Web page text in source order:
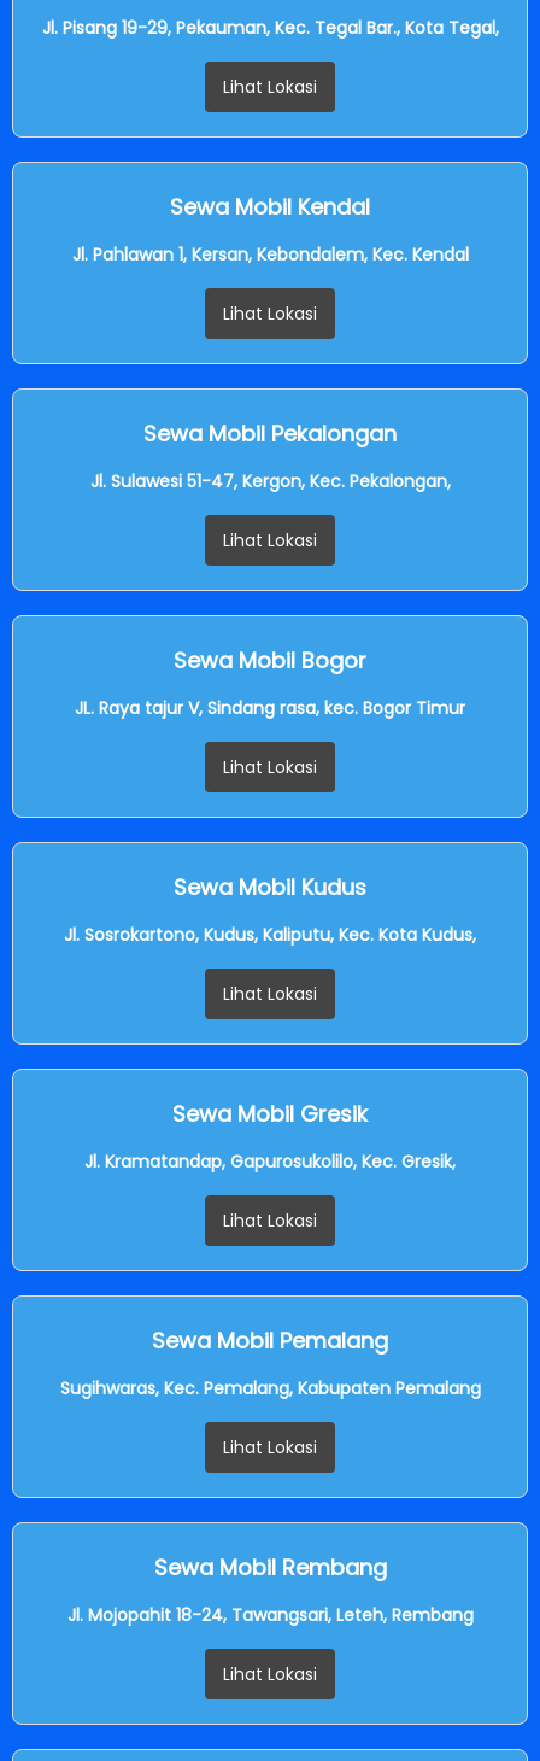
Jl. Pisang 19-29, Pekauman, Kec. Tegal Bar., Kota Tegal,
Lihat Lokasi
Sewa Mobil Kendal
Jl. Pahlawan 1, Kersan, Kebondalem, Kec. Kendal
Lihat Lokasi
Sewa Mobil Pekalongan
Jl. Sulawesi 51-47, Kergon, Kec. Pekalongan,
Lihat Lokasi
Sewa Mobil Bogor
JL. Raya tajur V, Sindang rasa, kec. Bogor Timur
Lihat Lokasi
Sewa Mobil Kudus
Jl. Sosrokartono, Kudus, Kaliputu, Kec. Kota Kudus,
Lihat Lokasi
Sewa Mobil Gresik
Jl. Kramatandap, Gapurosukolilo, Kec. Gresik,
Lihat Lokasi
Sewa Mobil Pemalang
Sugihwaras, Kec. Pemalang, Kabupaten Pemalang
Lihat Lokasi
Sewa Mobil Rembang
Jl. Mojopahit 18-24, Tawangsari, Leteh, Rembang
Lihat Lokasi